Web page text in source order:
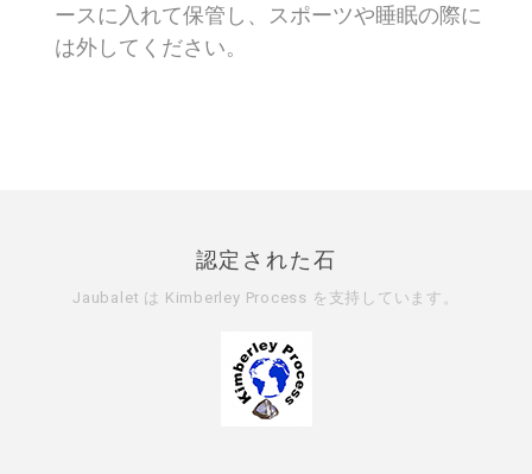
ースに入れて保管し、スポーツや睡眠の際に
は外してください。
認定された石
Jaubalet は Kimberley Process を支持しています。